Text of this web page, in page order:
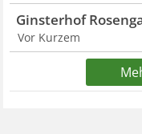
Ginsterhof
Vor Kurzem